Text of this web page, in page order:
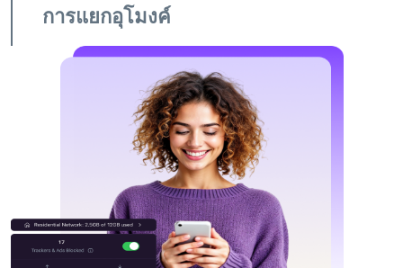
การแยกอุโมงค์